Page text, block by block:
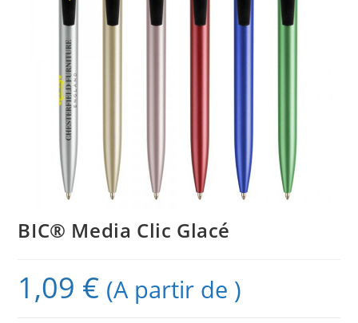
BIC® Media Clic Glacé
1,09 € (A partir de )